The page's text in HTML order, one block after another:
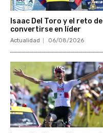
Isaac Del Toro y el reto de
convertirse en líder
Actualidad 06/08/2026